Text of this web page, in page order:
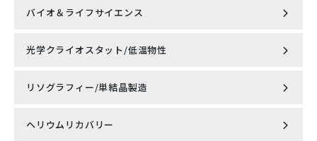
無冷媒型PPMS® DynaCool™
小型無冷媒型PPMS® VersaLab™
走査型プローブ顕微鏡 AFSEM nano
Lyncee tec社製 4D光学プロファイラーデジタルホログラ
バイオ＆ライフサイエンス
Knick社製 cCare pH完全自動洗浄・校正システム
Knick社製 pH/ORP計・導電率計・溶存酸素計
ナノ粒子解析システム NanoSight Pro（ナノサイトプ
光学クライオスタット/低温物性
超低振動無冷媒オプティカルクライオスタット
超低振動 7ﾃｽﾗ 無冷媒型オプティカルクライオスタット
リソグラフィー/単結晶製造
高出力レーザ加熱型単結晶育成装置（LFZ）
ヘリウムリカバリー
磁壁を通る不可解なマグノンダイナミクスを初めて明らかにする